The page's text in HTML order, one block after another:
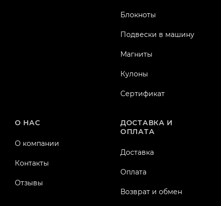
Блокноты
Подвески в машину
Магниты
Кулоны
Сертификат
О НАС
О компании
Контакты
Отзывы
ДОСТАВКА И
ОПЛАТА
Доставка
Оплата
Возврат и обмен